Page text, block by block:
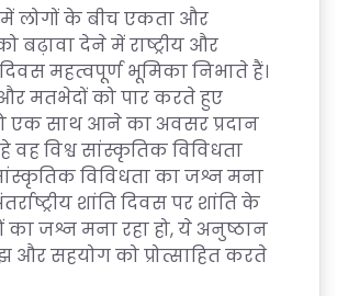
लोगों के बीच एकता और
बढ़ावा देने में राष्ट्रीय और
दिवस महत्वपूर्ण भूमिका निभाते हैं।
मतभेदों को पार करते हुए
एक साथ आने का अवसर प्रदान
वह विश्व सांस्कृतिक विविधता
विविधता का जश्न मना
शांति दिवस पर शांति के
का जश्न मना रहा हो, ये अनुष्ठान
और सहयोग को प्रोत्साहित करते